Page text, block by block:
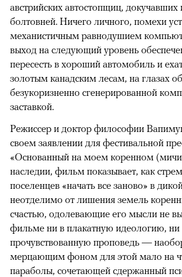
австрийских автостопщиц, докучавших
болтовней. Ничего личного, помехи
механистичным равнодушием
выход на следующий уровень
пересесть в хороший автомобиль и
золотым канадским лесам, на глазах
безукоризненно сгенерированной
заставкой.
Режиссер и доктор философии
своем заявлении для фестивальной
«Основанный на моем коренном
наследии, фильм показывает, как
поселенцев «начать все заново» в
неотделимо от лишения земель
счастью, одолевающие его мысли не
фильме ни в плакатную идеологию, ни
прочувствованную проповедь —
мерцающим фоном для этой мало на
параболы, сочетающей сдержанный